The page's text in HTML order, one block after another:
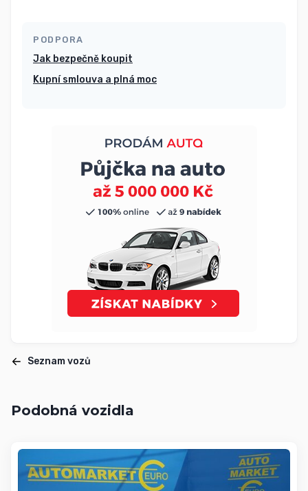
PODPORA
Jak bezpečně koupit
Kupní smlouva a plná moc
Seznam vozů
Podobná vozidla